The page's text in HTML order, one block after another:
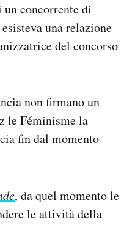
concorrente di
una relazione
del concorso
non firmano un
le Féminisme la
fin dal momento
, da quel momento le
le attività della